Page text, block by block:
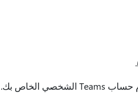
إذا انضممت إلى اجتماع على Teams للاستخدام الشخصي، فستنضم إلى الاجتماع باستخدام حساب Teams الشخصي الخاص بك.